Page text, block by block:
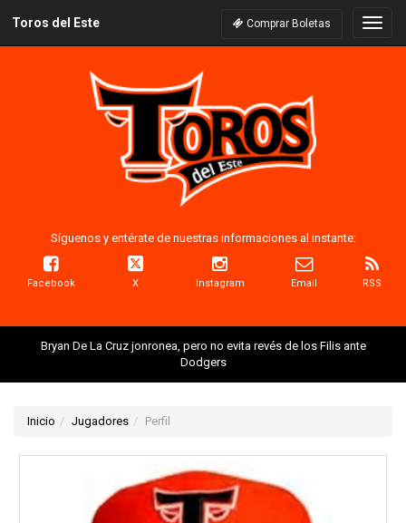
Toros del Este Comprar Boletas
Síguenos y entérate de nuestras informaciones al instante:
Facebook X Instagram Email RSS
Bryan De La Cruz jonronea, pero no evita revés de los Filis ante
Dodgers
Inicio Jugadores Perfil